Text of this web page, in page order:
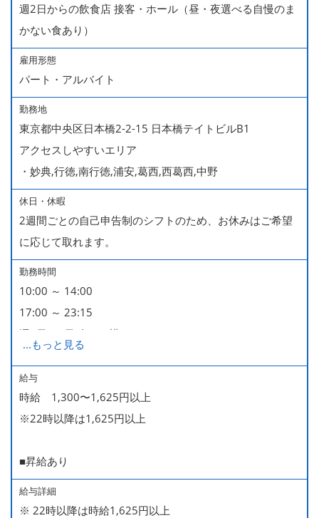
週2日からの飲食店 接客・ホール（昼・夜選べる自慢のま
かない食あり）
雇用形態
パート・アルバイト
勤務地
東京都中央区日本橋2-2-15 日本橋テイトビルB1
アクセスしやすいエリア
・妙典,行徳,南行徳,浦安,葛西,西葛西,中野
休日・休暇
2週間ごとの自己申告制のシフトのため、お休みはご希望
に応じて取れます。
勤務時間
10:00 ～ 14:00
17:00 ～ 23:15
週2日・1日4h～で構いません。
■時短勤務制度あり
...もっと見る
給与
時給 1,300〜1,625円以上
※22時以降は1,625円以上
■昇給あり
給与詳細
※ 22時以降は時給1,625円以上